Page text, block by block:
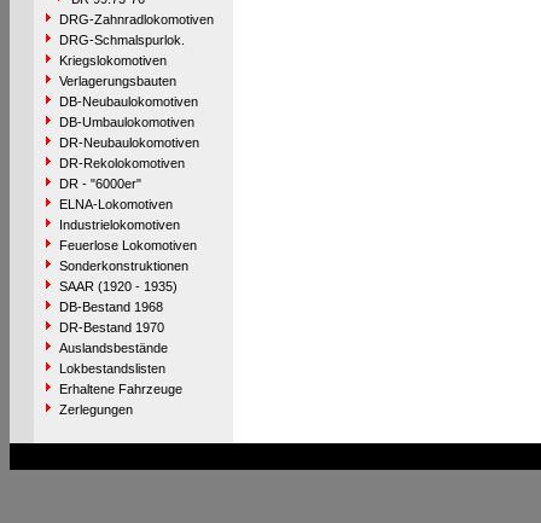
DRG-Zahnradlokomotiven
DRG-Schmalspurlok.
Kriegslokomotiven
Verlagerungsbauten
DB-Neubaulokomotiven
DB-Umbaulokomotiven
DR-Neubaulokomotiven
DR-Rekolokomotiven
DR - "6000er"
ELNA-Lokomotiven
Industrielokomotiven
Feuerlose Lokomotiven
Sonderkonstruktionen
SAAR (1920 - 1935)
DB-Bestand 1968
DR-Bestand 1970
Auslandsbestände
Lokbestandslisten
Erhaltene Fahrzeuge
Zerlegungen